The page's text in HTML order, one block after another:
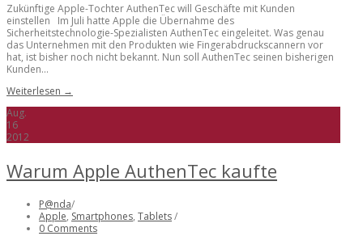
Zukünftige Apple-Tochter AuthenTec will Geschäfte mit Kunden
einstellen Im Juli hatte Apple die Übernahme des
Sicherheitstechnologie-Spezialisten AuthenTec eingeleitet. Was genau
das Unternehmen mit den Produkten wie Fingerabdruckscannern vor
hat, ist bisher noch nicht bekannt. Nun soll AuthenTec seinen bisherigen
Kunden...
Weiterlesen →
Aug.
16
2012
Warum Apple AuthenTec kaufte
P@nda/
Apple, Smartphones, Tablets/
0 Comments